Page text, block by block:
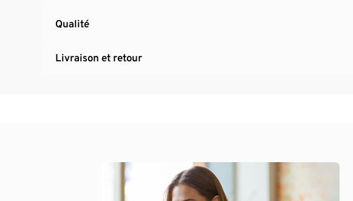
Qualité
Livraison et retour